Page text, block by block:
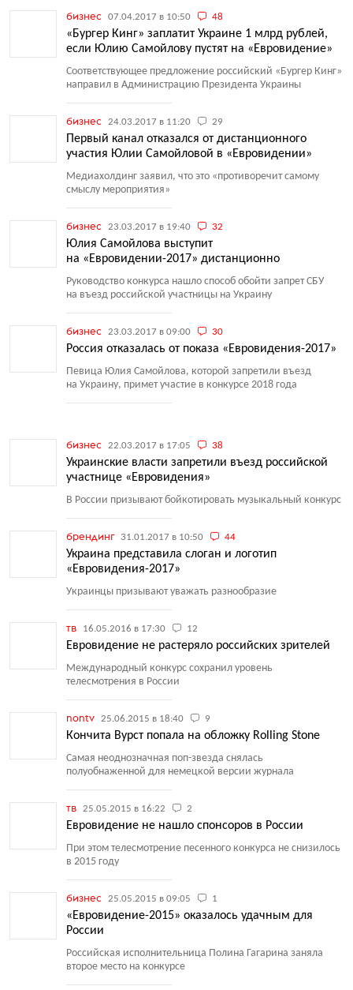
бизнес 07.04.2017 в 10:50 48
«Бургер Кинг» заплатит Украине 1 млрд рублей,
если Юлию Самойлову пустят на «Евровидение»
Соответствующее предложение российский «Бургер Кинг»
направил в Администрацию Президента Украины
бизнес 24.03.2017 в 11:20 29
Первый канал отказался от дистанционного
участия Юлии Самойловой в «Евровидении»
Медиахолдинг заявил, что это «противоречит самому
смыслу мероприятия»
бизнес 23.03.2017 в 19:40 32
Юлия Самойлова выступит
на «Евровидении-2017» дистанционно
Руководство конкурса нашло способ обойти запрет СБУ
на въезд российской участницы на Украину
бизнес 23.03.2017 в 09:00 30
Россия отказалась от показа «Евровидения-2017»
Певица Юлия Самойлова, которой запретили въезд
на Украину, примет участие в конкурсе 2018 года
бизнес 22.03.2017 в 17:05 38
Украинские власти запретили въезд российской
участнице «Евровидения»
В России призывают бойкотировать музыкальный конкурс
брендинг 31.01.2017 в 10:50 44
Украина представила слоган и логотип
«Евровидения-2017»
Украинцы призывают уважать разнообразие
тв 16.05.2016 в 17:30 12
Евровидение не растеряло российских зрителей
Международный конкурс сохранил уровень
телесмотрения в России
nontv 25.06.2015 в 18:40 9
Кончита Вурст попала на обложку Rolling Stone
Самая неоднозначная поп-звезда снялась
полуобнаженной для немецкой версии журнала
тв 25.05.2015 в 16:22 2
Евровидение не нашло спонсоров в России
При этом телесмотрение песенного конкурса не снизилось
в 2015 году
бизнес 25.05.2015 в 09:05 1
«Евровидение-2015» оказалось удачным для
России
Российская исполнительница Полина Гагарина заняла
второе место на конкурсе